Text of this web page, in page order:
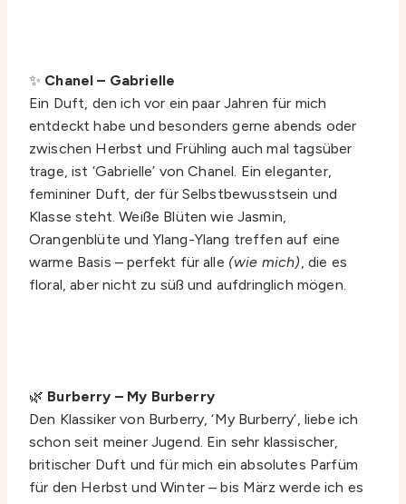
✨ Chanel – Gabrielle
Ein Duft, den ich vor ein paar Jahren für mich
entdeckt habe und besonders gerne abends oder
zwischen Herbst und Frühling auch mal tagsüber
trage, ist ‘Gabrielle’ von Chanel. Ein eleganter,
femininer Duft, der für Selbstbewusstsein und
Klasse steht. Weiße Blüten wie Jasmin,
Orangenblüte und Ylang-Ylang treffen auf eine
warme Basis – perfekt für alle (wie mich), die es
floral, aber nicht zu süß und aufdringlich mögen.
🌿 Burberry – My Burberry
Den Klassiker von Burberry, ‘My Burberry’, liebe ich
schon seit meiner Jugend. Ein sehr klassischer,
britischer Duft und für mich ein absolutes Parfüm
für den Herbst und Winter – bis März werde ich es